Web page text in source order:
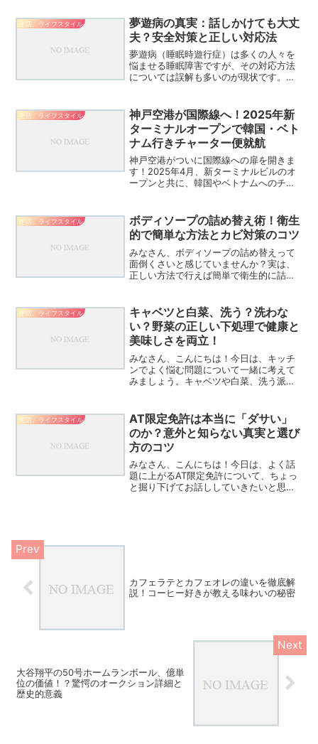
るんです。でも心配しないでください！
この記事を読めば、あなた...
生活、ライフスタイル
夢遊病の真実：話しかけても大丈
夫？安全対策と正しい対応法
夢遊病（睡眠時遊行症）は多くの人々を
悩ませる睡眠障害ですが、その対応方法
については誤解も多いのが現状です。本
解説します。夢遊病の真実：話しかけて
も安全な理由と適切な対応...
生活、ライフスタイル
神戸空港が国際線へ！2025年新
ターミナルオープンで韓国・ベト
ナム行きチャーター便就航
神戸空港がついに国際線への扉を開きま
す！2025年4月、新ターミナルビルのオ
ープンと共に、韓国やベトナムへのチャ
ニュースをお届けします！神戸空港の新
ターミナルビル、どん...
生活、ライフスタイル
ボディソープの詰め替え術！衛生
的で簡単な方法とカビ対策のコツ
みなさん、ボディソープの詰め替えって
面倒くさいと感じていませんか？実は、
正しい方法で行えば簡単で衛生的に詰め
します。ボディソープの詰め替えで知っ
ておくべき7つのポイント...
生活、ライフスタイル
キャベツと白菜、洗う？洗わな
い？野菜の正しい下処理で健康と
美味しさを両立！
みなさん、こんにちは！今日は、キッチ
ンでよく悩む問題について一緒に考えて
みましょう。キャベツや白菜、洗う派？
ないでください！今回の記事で、あなた
にぴったりの方法が見つか...
生活、ライフスタイル
AT限定免許は本当に「ダサい」
のか？意外と知らない真実と選び
方のコツ
みなさん、こんにちは！今日は、よく話
題に上がるAT限定免許について、ちょっ
と掘り下げてお話ししていきたいと思い
カフェラテとカフェオレの違いを徹底解
説！コーヒー好きが教える味わいの秘密
大谷翔平の50号ホームランボール、億単
位の価値！？驚愕のオークション詳細と
歴史的意義